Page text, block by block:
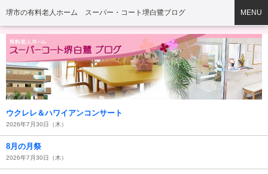
堺市の有料老人ホーム スーパー・コート堺白鷺ブログ MENU
ウクレレ＆ハワイアンコンサート
2026年7月30日（木）
8月の月祭
2026年7月30日（木）